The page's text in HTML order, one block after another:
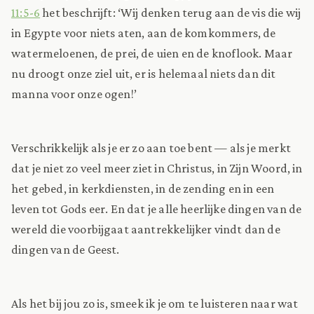
11:5-6 het beschrijft: ‘Wij denken terug aan de vis die wij
in Egypte voor niets aten, aan de komkommers, de
watermeloenen, de prei, de uien en de knoflook. Maar
nu droogt onze ziel uit, er is helemaal niets dan dit
manna voor onze ogen!’
Verschrikkelijk als je er zo aan toe bent — als je merkt
dat je niet zo veel meer ziet in Christus, in Zijn Woord, in
het gebed, in kerkdiensten, in de zending en in een
leven tot Gods eer. En dat je alle heerlijke dingen van de
wereld die voorbijgaat aantrekkelijker vindt dan de
dingen van de Geest.
Als het bij jou zo is, smeek ik je om te luisteren naar wat